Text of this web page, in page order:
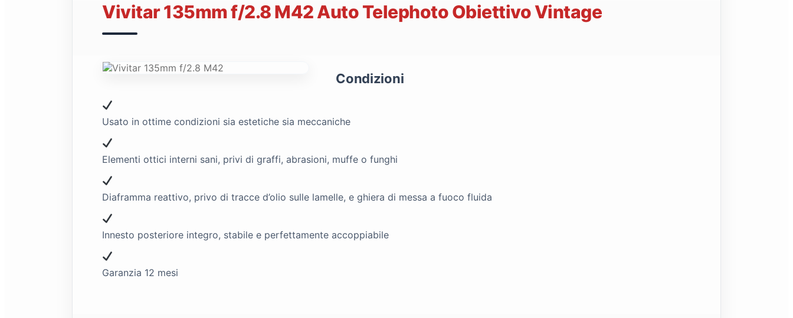
Vivitar 135mm f/2.8 M42 Auto Telephoto Obiettivo Vintage
Condizioni
Usato in ottime condizioni sia estetiche sia meccaniche
Elementi ottici interni sani, privi di graffi, abrasioni, muffe o funghi
Diaframma reattivo, privo di tracce d’olio sulle lamelle, e ghiera di messa a fuoco fluida
Innesto posteriore integro, stabile e perfettamente accoppiabile
Garanzia 12 mesi